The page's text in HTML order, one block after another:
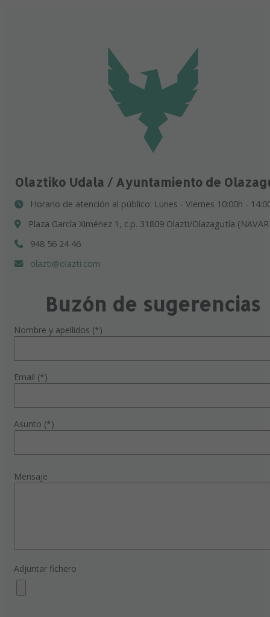
Olaztiko Udala / Ayuntamiento de
Horario de atención al público: Lunes - Viernes 10:00h -
Plaza García Ximénez 1, c.p. 31809 Olazti/Olazagutía
948 56 24 46
olazti@olazti.com
Buzón de sugerencias
Nombre y apellidos (*)
Email (*)
Asunto (*)
Mensaje
Adjuntar fichero